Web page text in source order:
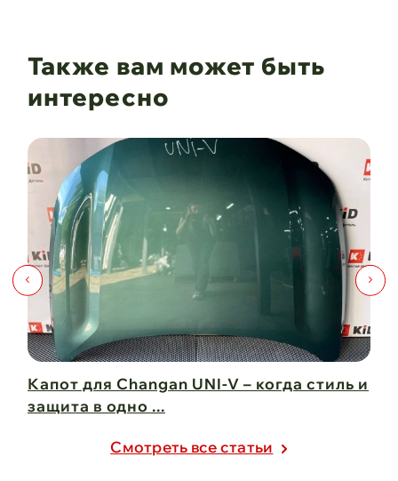
Также вам может быть
интересно
Капот для Changan UNI-V – когда стиль и
защита в одно ...
Cмотреть все статьи